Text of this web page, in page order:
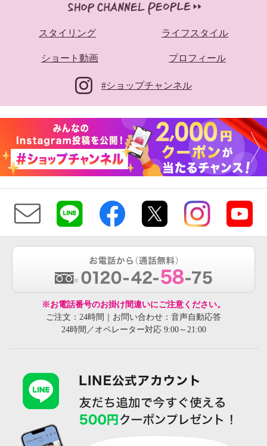
スタイリング ライフスタイル
ショート動画 プロフィール
#ショップチャンネル
※お電話番号のお掛け間違いにご注意ください。
ご注文：24時間｜お問い合わせ：音声自動応答
24時間／オペレーター対応 9:00～21:00